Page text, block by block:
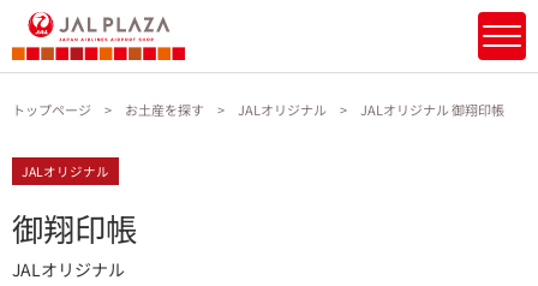
トップページ お土産を探す JALオリジナル JALオリジナル 御翔印帳
JALオリジナル
御翔印帳
JALオリジナル